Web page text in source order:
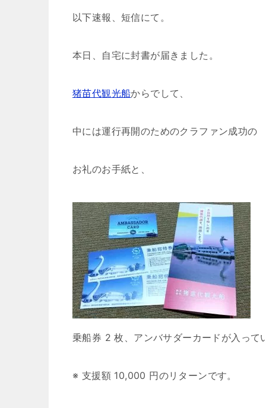
以下速報、短信にて。
本日、自宅に封書が届きました。
猪苗代観光船からでして、
中には運行再開のためのクラファン成功の
お礼のお手紙と、
乗船券 2 枚、アンバサダーカードが入って
※ 支援額 10,000 円のリターンです。